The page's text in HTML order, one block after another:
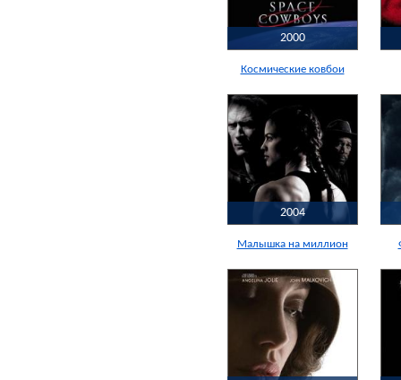
Космические ковбои
2000
Малышка на миллион
2004